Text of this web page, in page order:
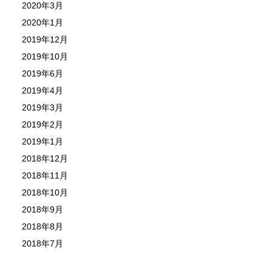
2020年3月
2020年1月
2019年12月
2019年10月
2019年6月
2019年4月
2019年3月
2019年2月
2019年1月
2018年12月
2018年11月
2018年10月
2018年9月
2018年8月
2018年7月